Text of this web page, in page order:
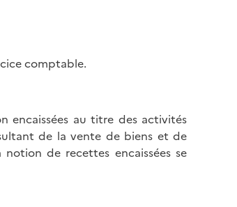
comptable.
encaissées au titre des activités
de la vente de biens et de
de recettes encaissées se